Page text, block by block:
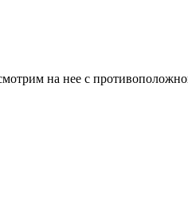
на нее с